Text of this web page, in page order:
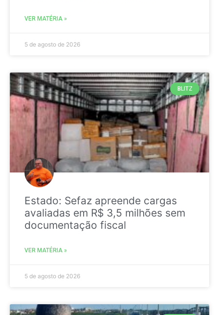
VER MATÉRIA »
5 de agosto de 2026
BLITZ
Estado: Sefaz apreende cargas
avaliadas em R$ 3,5 milhões sem
documentação fiscal
VER MATÉRIA »
5 de agosto de 2026